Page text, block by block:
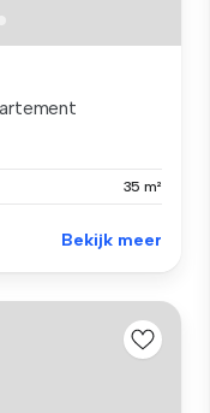
35 m²
Bekijk meer